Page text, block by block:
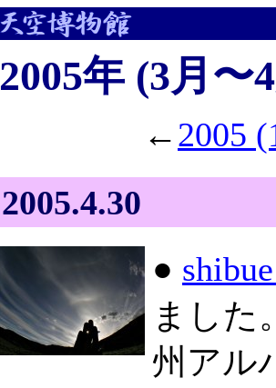
2005年 (3月〜
←2005
2005.4.30
●
ました
州アル